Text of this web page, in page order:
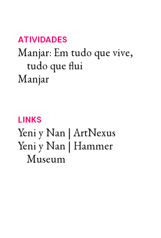
ATIVIDADES
Manjar: Em tudo que vive,
tudo que flui
Manjar
LINKS
Yeni y Nan | ArtNexus
Yeni y Nan | Hammer
Museum